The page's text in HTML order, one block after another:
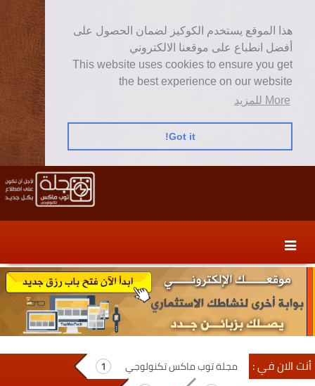
هذا الموقع يستخدم الكوكيز لضمان الحصول على
أفضل انطباع على موقعنا الالكتروني
This website uses cookies to ensure you get
the best experience on our website
More للمزيد
Got it!
content
secondary
content
أنت الان في :
مجلة توب ماكس تكنولوجي